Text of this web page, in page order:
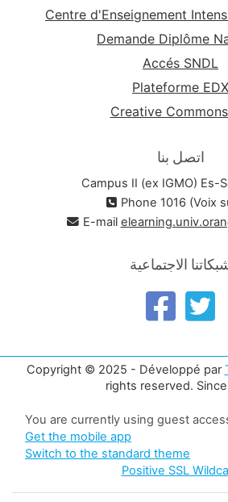
Centre d'Enseignement
Demande Diplôme
Accés SNDL
Plateforme EDX
Creative
اتصل بنا
Campus II (ex IGMO) Es-
Phone 1016 (Voix
E-mail
الاجتماعية
Copyright © 2025 - Développé par
rights reserved. Since
You are currently using guest
Get the mobile app
Switch to the standard theme
Positive SSL